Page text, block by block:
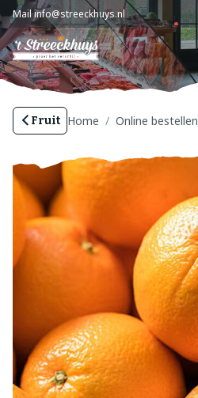
Mailinfo@streeckhuys.nl
Vandaag geopend van08:30 - 16:00
Fruit Home Online bestellen